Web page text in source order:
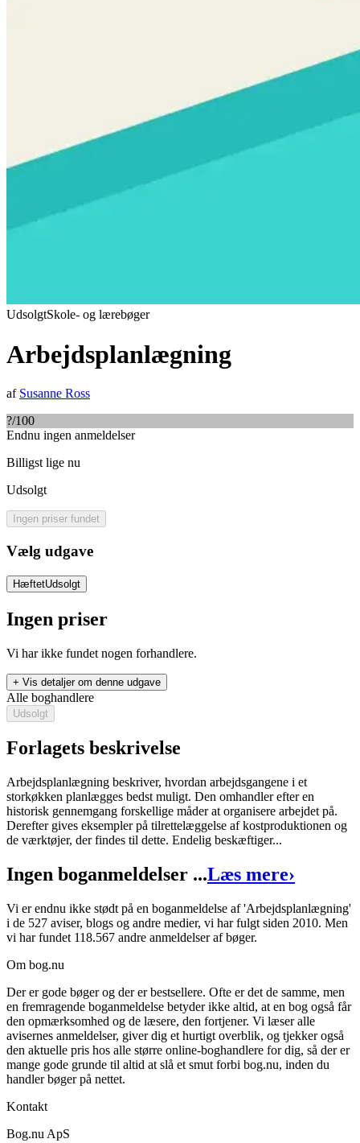
UdsolgtSkole- og lærebøger
Arbejdsplanlægning
af Susanne Ross
?/100
Endnu ingen anmeldelser
Billigst lige nu
Udsolgt
Ingen priser fundet
Vælg udgave
HæftetUdsolgt
Ingen priser
Vi har ikke fundet nogen forhandlere.
+ Vis detaljer om denne udgave
Arbejdsplanlægning
Forfatter:Susanne Ross
Format:
Hæftet
ISBN:9788778810663
Udgivet:
Alle boghandlere
Udsolgt
Forlagets beskrivelse
Arbejdsplanlægning beskriver, hvordan arbejdsgangene i et
storkøkken planlægges bedst muligt. Den omhandler efter en
historisk gennemgang forskellige måder at organisere arbejdet på.
Derefter gives eksempler på tilrettelæggelse af kostproduktionen og
de værktøjer, der findes til dette. Endelig beskæftiger...
Ingen boganmeldelser ...Læs mere›
Vi er endnu ikke stødt på en boganmeldelse af 'Arbejdsplanlægning'
i de 527 aviser, blogs og andre medier, vi har fulgt siden 2010. Men
vi har fundet 118.567 andre anmeldelser af bøger.
Om bog.nu
Der er gode bøger og der er bestsellere. Ofte er det de samme, men
en fremragende boganmeldelse betyder ikke altid, at en bog også får
den opmærksomhed og de læsere, den fortjener. Vi læser alle
avisernes anmeldelser, giver dig et hurtigt overblik, og tjekker også
den aktuelle pris hos alle større online-boghandlere for dig, så der er
mange gode grunde til altid at slå et smut forbi bog.nu, inden du
handler bøger på nettet.
Kontakt
Bog.nu ApS